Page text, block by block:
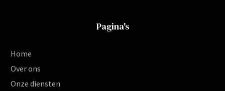
Pagina's
Home
Over ons
Onze diensten